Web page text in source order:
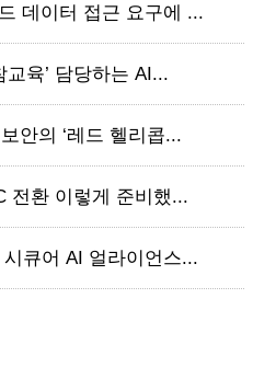
데이터 접근 요구에 ...
육’ 담당하는 AI...
안의 ‘레드 헬리콥...
전환 이렇게 준비했...
큐어 AI 얼라이언스...